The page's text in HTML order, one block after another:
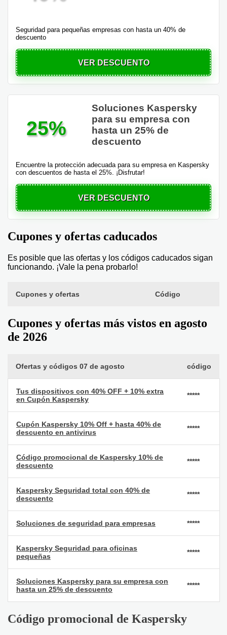
Seguridad para pequeñas empresas con hasta un 40% de
descuento
VER DESCUENTO
25%
Soluciones Kaspersky
para su empresa con
hasta un 25% de
descuento
Encuentre la protección adecuada para su empresa en Kaspersky
con descuentos de hasta el 25%. ¡Disfrutar!
VER DESCUENTO
Cupones y ofertas caducados
Es posible que las ofertas y los códigos caducados sigan
funcionando. ¡Vale la pena probarlo!
Cupones y ofertas Código
Cupones y ofertas más vistos en agosto
de 2026
Ofertas y códigos 07 de agosto código
Tus dispositivos con 40% OFF + 10% extra
en Cupón Kaspersky
*****
Cupón Kaspersky 10% Off + hasta 40% de
descuento en antivirus
*****
Código promocional de Kaspersky 10% de
descuento
*****
Kaspersky Seguridad total con 40% de
descuento
*****
Soluciones de seguridad para empresas *****
Kaspersky Seguridad para oficinas
pequeñas
*****
Soluciones Kaspersky para su empresa con
hasta un 25% de descuento
*****
Código promocional de Kaspersky